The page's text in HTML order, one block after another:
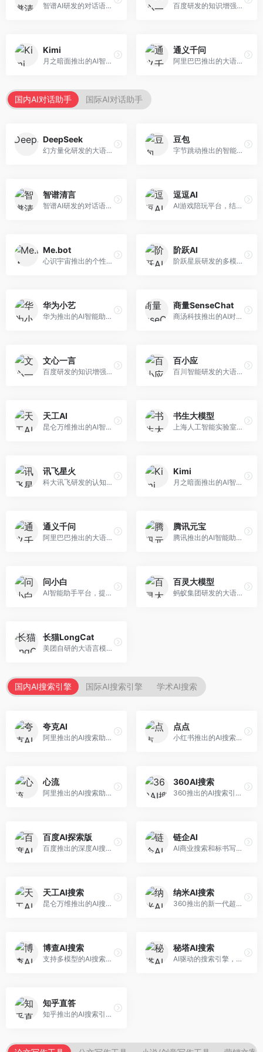
智谱AI研发的对话语言模型，支持中英双语交互。面向中文用户和开发者，提供知识问答、代码编写、文档解读等服务，开源生态完善，学术研究背景深厚。 百度研发的知识增强大语言模型，深度融合百度知识图谱和搜索能力。面向中文用户，提供知识问答、文本创作、逻辑推理等服务，中文语境理解准确，知识覆盖面广。
Kimi
月之暗面推出的AI智能助手，核心优势在于超长文本处理能力，支持20万字以上文档分析。面向学术研究者、职场人士和内容创作者，提供文档解读、PPT生成、联网搜索等综合服务。
通义千问
阿里巴巴推出的大语言模型平台，提供对话问答、文档处理、图像理解、代码编写等全方位AI服务。面向企业用户和个人开发者，集成阿里云生态，支持多模态交互，企业级安全保障。
国内AI对话助手 国际AI对话助手
DeepSeek
幻方量化研发的大语言模型平台，专注于深度推理和代码生成能力。面向开发者、研究人员和技术爱好者，提供强大的逻辑推理和数学计算功能，开源生态完善，API接口友好。
豆包
字节跳动推出的智能对话助手平台，提供文本创作、知识问答、英语学习等多种AI服务。面向普通用户和内容创作者，支持多轮对话和文件解析，免费使用，响应速度快，中文理解能力强。
智谱清言
智谱AI研发的对话语言模型，支持中英双语交互。面向中文用户和开发者，提供知识问答、代码编写、文档解读等服务，开源生态完善，学术研究背景深厚。
逗逗AI
AI游戏陪玩平台，结合游戏理解和自然语言交互技术。面向游戏玩家，提供游戏攻略、陪玩互动、社交聊天等服务，游戏知识丰富，互动体验有趣。
Me.bot
心识宇宙推出的个性化AI伴侣，专注于情感交互和个人助理服务。面向个人用户，支持日程管理、情感陪伴、知识问答等功能，交互体验人性化。
阶跃AI
阶跃星辰研发的多模态大模型平台，支持文本、图像、视频的综合理解与生成。面向创作者和企业客户，提供内容创作、智能分析等服务，多模态能力突出。
华为小艺
华为推出的AI智能助手网页端，深度整合鸿蒙生态和华为云服务。面向华为设备用户，支持语音交互、智能问答、设备控制等功能，与华为硬件生态无缝衔接。
商量SenseChat
商汤科技推出的AI对话平台，结合计算机视觉和自然语言处理技术。面向企业用户和开发者，支持多模态交互，视觉理解能力强，适合智能客服和内容创作场景。
文心一言
百度研发的知识增强大语言模型，深度融合百度知识图谱和搜索能力。面向中文用户，提供知识问答、文本创作、逻辑推理等服务，中文语境理解准确，知识覆盖面广。
百小应
百川智能研发的大语言模型助手，专注于中文理解和生成。面向中文用户，提供知识问答、文本创作、代码辅助等服务，模型参数规模大，中文表达流畅自然。
天工AI
昆仑万维推出的AI智能助手，集成搜索、对话、创作等多种能力。面向普通用户和内容创作者，支持联网搜索、文本生成、图像理解等功能，响应速度快，免费使用。
书生大模型
上海人工智能实验室研发的开源大模型系列，支持多尺度和多模态。面向研究机构和开发者，开源生态完善，学术研究背景深厚，适合科研和定制开发。
讯飞星火
科大讯飞研发的认知智能大模型，深度融合语音识别和自然语言处理技术。面向企业用户和教育领域，提供语音交互、文档处理、代码生成等服务，中文语音识别准确率高。
Kimi
月之暗面推出的AI智能助手，核心优势在于超长文本处理能力，支持20万字以上文档分析。面向学术研究者、职场人士和内容创作者，提供文档解读、PPT生成、联网搜索等综合服务。
通义千问
阿里巴巴推出的大语言模型平台，提供对话问答、文档处理、图像理解、代码编写等全方位AI服务。面向企业用户和个人开发者，集成阿里云生态，支持多模态交互，企业级安全保障。
腾讯元宝
腾讯推出的AI智能助手，整合微信生态和腾讯云服务。面向普通用户和企业客户，支持文档解析、图像理解、联网搜索等功能，与腾讯产品无缝衔接，办公协作便捷。
问小白
AI智能助手平台，提供知识问答、文本创作、文档处理等服务。面向普通用户和职场人士，操作简便，响应速度快，支持多场景应用。
百灵大模型
蚂蚁集团研发的大语言模型平台，专注于金融科技和企业服务。面向金融机构和企业客户，提供智能客服、风险分析、文档处理等服务，金融场景理解深入。
长猫LongCat
美团自研的大语言模型对话平台，专注于本地生活服务场景。面向美团生态用户，提供智能推荐、服务问答等功能，本地生活知识覆盖全面。
国内AI搜索引擎 国际AI搜索引擎 学术AI搜索
夸克AI
阿里推出的AI搜索助手，整合搜索与AI功能。面向年轻用户，提供智能搜索、文档处理、学习辅助等服务，与夸克生态深度整合。
点点
小红书推出的AI搜索应用，专注于生活方式内容搜索。面向小红书用户，提供生活攻略、消费决策、内容推荐等服务，生活方式内容丰富。
心流
阿里推出的AI搜索助手，专注于智能信息获取。面向普通用户，提供智能搜索、内容整理、知识问答等服务，与阿里生态深度整合。
360AI搜索
360推出的AI搜索引擎，专注于安全智能搜索。面向普通用户，提供智能问答、网页搜索、内容整理等服务，安全防护能力强。
百度AI探索版
百度推出的深度AI搜索引擎，整合百度知识图谱。面向中文用户，提供智能问答、知识探索、内容生成等服务，知识覆盖面广。
链企AI
AI商业搜索和标书写作工具，专注于企业服务场景。面向企业用户，提供商业信息搜索、标书生成、企业分析等服务，商业信息专业。
天工AI搜索
昆仑万维推出的AI搜索引擎，整合大模型与搜索能力。面向普通用户，提供智能问答、深度搜索、内容整理等服务，中文搜索体验好。
纳米AI搜索
360推出的新一代超级AI搜索，深度整合360搜索资源。面向普通用户，提供智能问答、多模态搜索、内容生成等服务，安全可靠。
博查AI搜索
支持多模型的AI搜索引擎，整合多种大模型能力。面向AI爱好者，提供多模型搜索、答案对比、深度分析等服务，模型选择灵活。
秘塔AI搜索
AI驱动的搜索引擎，专注于无广告直达结果。面向研究者和信息获取需求者，提供深度搜索、来源标注、答案整理等服务，搜索结果干净准确，信息可信度高。
知乎直答
知乎推出的AI搜索引擎，专注于知识问答场景。面向知识获取者，提供知乎内容搜索、智能问答、知识整理等服务，专业知识丰富。